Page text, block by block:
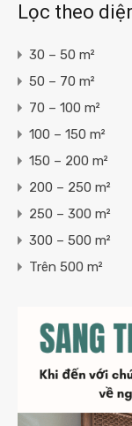
Lọc theo
30 – 50 m²
50 – 70 m²
70 – 100 m²
100 – 150 m²
150 – 200 m²
200 – 250 m²
250 – 300 m²
300 – 500 m²
Trên 500 m²